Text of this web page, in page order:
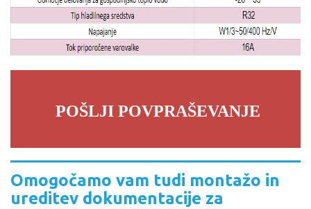
POŠLJI POVPRAŠEVANJE
Omogočamo vam tudi montažo in
ureditev dokumentacije za